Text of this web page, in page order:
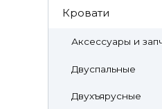
Кровати
Аксессуары и
Двуспальные
Двухъярусные